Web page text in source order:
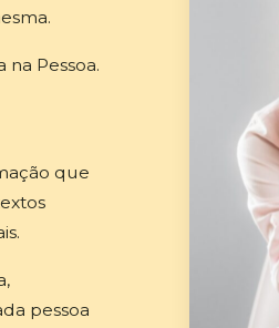
Pessoa.
que
pessoa